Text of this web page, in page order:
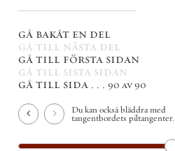
gå bakåt en del
gå till nästa del
gå till första sidan
gå till sista sidan
gå till sida . . . 90 av 90
Du kan också bläddra med
tangentbordets piltangenter.